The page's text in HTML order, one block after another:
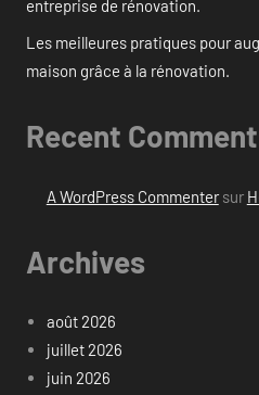
entreprise de rénovation.
Les meilleures pratiques pour
maison grâce à la rénovation.
Recent
A WordPress Commentersur
Archives
août 2026
juillet 2026
juin 2026